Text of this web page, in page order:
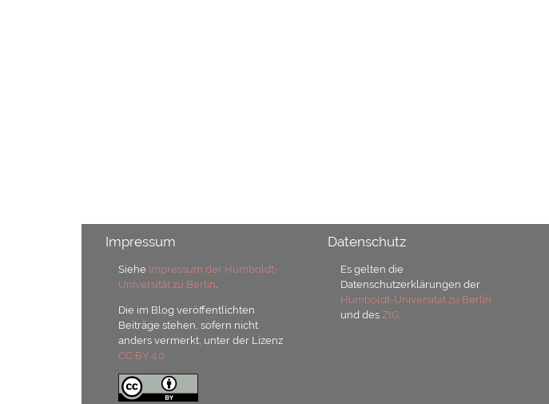
Impressum
Siehe Impressum der Humboldt-
Universität zu Berlin
Die im Blog veröffentlichten
Beiträge stehen, sofern nicht
anders vermerkt, unter der Lizenz
CC BY 4.0.
Datenschutz
Es gelten die
Datenschutzerklärungen der
Humboldt-Universität zu Berlin
und des ZtG.